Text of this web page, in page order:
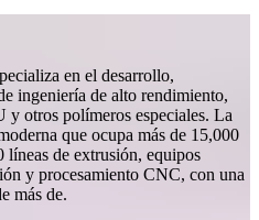
en el desarrollo,
ingeniería de alto rendimiento,
otros polímeros especiales. La
que ocupa más de 15,000
líneas de extrusión, equipos
y procesamiento CNC, con una
más de.